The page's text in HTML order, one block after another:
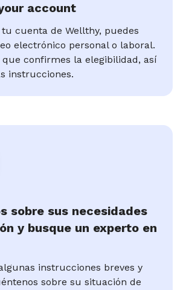
account
cuenta de Wellthy, puedes
electrónico personal o laboral.
que confirmes la elegibilidad, así
instrucciones.
sobre sus necesidades
y busque un experto en
instrucciones breves y
sobre su situación de